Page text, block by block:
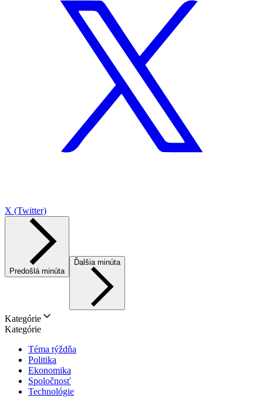
X (Twitter)
Predošlá minúta
Ďalšia minúta
Kategórie
Kategórie
Téma týždňa
Politika
Ekonomika
Spoločnosť
Technológie